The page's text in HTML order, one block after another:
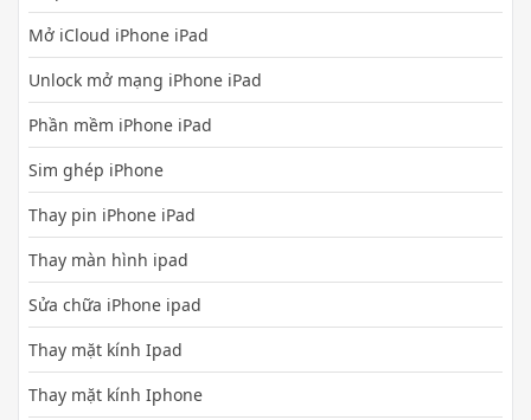
Mở iCloud iPhone iPad
Unlock mở mạng iPhone iPad
Phần mềm iPhone iPad
Sim ghép iPhone
Thay pin iPhone iPad
Thay màn hình ipad
Sửa chữa iPhone ipad
Thay mặt kính Ipad
Thay mặt kính Iphone